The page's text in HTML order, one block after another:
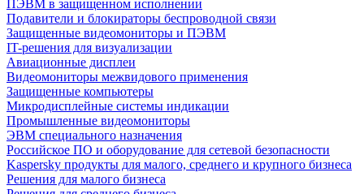
ПЭВМ в защищенном исполнении
Подавители и блокираторы беспроводной связи
Защищенные видеомониторы и ПЭВМ
IT-решения для визуализации
Авиационные дисплеи
Видеомониторы межвидового применения
Защищенные компьютеры
Микродисплейные системы индикации
Промышленные видеомониторы
ЭВМ специального назначения
Российское ПО и оборудование для сетевой безопасности
Kaspersky продукты для малого, среднего и крупного бизнеса
Решения для малого бизнеса